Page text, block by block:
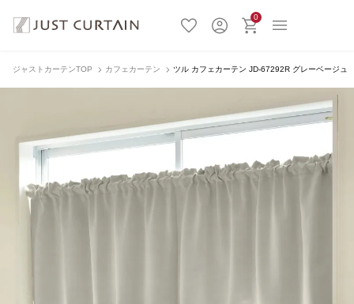
0
ジャストカーテンTOP カフェカーテン ツル カフェカーテン JD-67292R グレーベージュ